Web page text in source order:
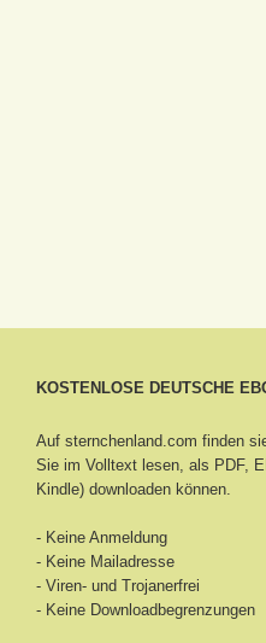
KOSTENLOSE DEUTSCHE
Auf sternchenland.com finden
Sie im Volltext lesen, als PDF,
Kindle) downloaden können.
- Keine Anmeldung
- Keine Mailadresse
- Viren- und Trojanerfrei
- Keine Downloadbegrenzungen